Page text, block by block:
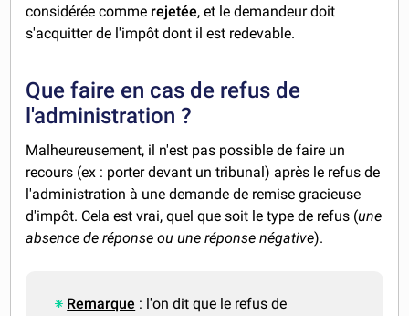
considérée comme rejetée, et le demandeur doit
s'acquitter de l'impôt dont il est redevable.
Que faire en cas de refus de
l'administration ?
Malheureusement, il n'est pas possible de faire un
recours (ex : porter devant un tribunal) après le refus de
l'administration à une demande de remise gracieuse
d'impôt. Cela est vrai, quel que soit le type de refus (une
absence de réponse ou une réponse négative).
Remarque : l'on dit que le refus de